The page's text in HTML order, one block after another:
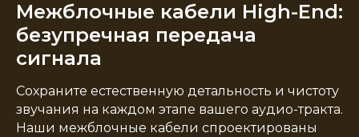
Межблочные кабели High-End:
безупречная передача
сигнала
Сохраните естественную детальность и чистоту
звучания на каждом этапе вашего аудио-тракта.
Наши межблочные кабели спроектированы